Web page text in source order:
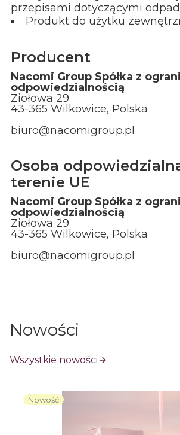
przepisami dotyczącymi
Produkt do użytku
Producent
Nacomi Group Spółka z
odpowiedzialnością
Ziołowa 29
43-365 Wilkowice, Polska
biuro@nacomigroup.pl
Osoba
terenie UE
Nacomi Group Spółka z
odpowiedzialnością
Ziołowa 29
43-365 Wilkowice, Polska
biuro@nacomigroup.pl
Nowości
Wszystkie nowości
Nowość